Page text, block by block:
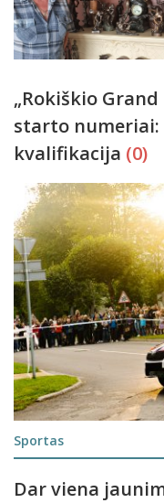
„Rokiškio
starto
kvalifikacija (0)
Sportas
Dar viena